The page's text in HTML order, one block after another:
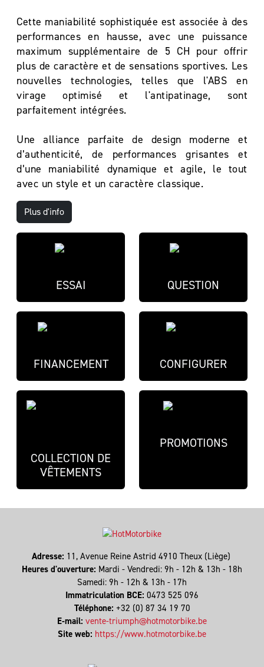
Cette maniabilité sophistiquée est associée à des
performances en hausse, avec une puissance
maximum supplémentaire de 5 CH pour offrir
plus de caractère et de sensations sportives. Les
nouvelles technologies, telles que l'ABS en
virage optimisé et l'antipatinage, sont
parfaitement intégrées.
Une alliance parfaite de design moderne et
d’authenticité, de performances grisantes et
d’une maniabilité dynamique et agile, le tout
avec un style et un caractère classique.
Plus d'info
ESSAI QUESTION
FINANCEMENT CONFIGURER
COLLECTION DE
VÊTEMENTS
PROMOTIONS
Adresse: 11, Avenue Reine Astrid 4910 Theux (Liège)
Heures d'ouverture: Mardi - Vendredi: 9h - 12h & 13h - 18h
Samedi: 9h - 12h & 13h - 17h
Immatriculation BCE: 0473 525 096
Téléphone: +32 (0) 87 34 19 70
E-mail: vente-triumph@hotmotorbike.be
Site web: https://www.hotmotorbike.be